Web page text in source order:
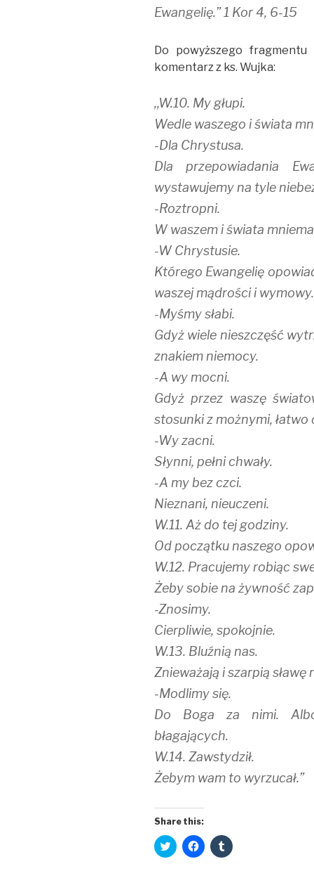
Ewangelię.” 1 Kor 4, 6-15
Do powyższego
komentarz z ks. Wujka:
,,W.10. My głupi.
Wedle waszego i świata
-Dla Chrystusa.
Dla przepowiadania
wystawujemy na tyle
-Roztropni.
W waszem i świata
-W Chrystusie.
Którego Ewangelię
waszej mądrości i wymowy.
-Myśmy słabi.
Gdyż wiele nieszczęść
znakiem niemocy.
-A wy mocni.
Gdyż przez waszę
stosunki z możnymi,
-Wy zacni.
Słynni, pełni chwały.
-A my bez czci.
Nieznani, nieuczeni.
W.11. Aż do tej godziny.
Od początku naszego
W.12. Pracujemy robiąc
Żeby sobie na żywność
-Znosimy.
Cierpliwie, spokojnie.
W.13. Bluźnią nas.
Znieważają i szarpią sławę
-Modlimy się.
Do Boga za nimi.
błagających.
W.14. Zawstydził.
Żebym wam to wyrzucał.”
Share this:
C
l
C
l
C
l